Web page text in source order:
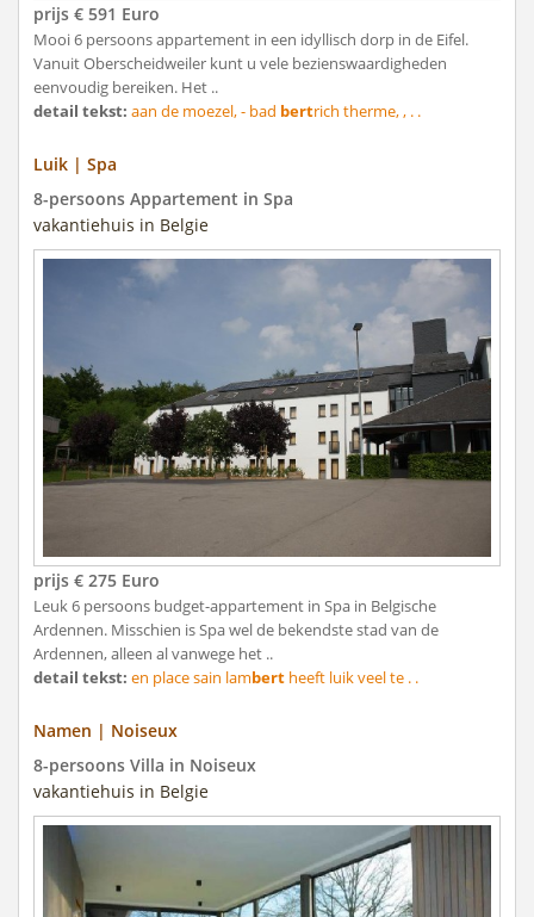
prijs € 591 Euro
Mooi 6 persoons appartement in een idyllisch dorp in de Eifel.
Vanuit Oberscheidweiler kunt u vele bezienswaardigheden
eenvoudig bereiken. Het ..
detail tekst: aan de moezel, - bad bertrich therme, , . .
Luik | Spa
8-persoons Appartement in Spa
vakantiehuis in Belgie
prijs € 275 Euro
Leuk 6 persoons budget-appartement in Spa in Belgische
Ardennen. Misschien is Spa wel de bekendste stad van de
Ardennen, alleen al vanwege het ..
detail tekst: en place sain lambert heeft luik veel te . .
Namen | Noiseux
8-persoons Villa in Noiseux
vakantiehuis in Belgie